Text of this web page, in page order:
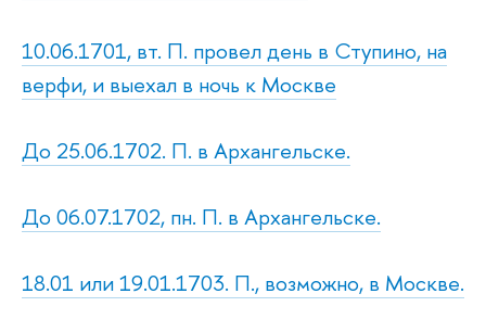
10.06.1701, вт. П. провел день в Ступино, на
верфи, и выехал в ночь к Москве
До 25.06.1702. П. в Архангельске.
До 06.07.1702, пн. П. в Архангельске.
18.01 или 19.01.1703. П., возможно, в Москве.